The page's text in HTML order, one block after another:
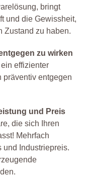
bringt
und die Gewissheit,
Zustand zu haben.
zu wirken
effizienter
präventiv entgegen
und Preis
die sich Ihren
Mehrfach
und Industriepreis.